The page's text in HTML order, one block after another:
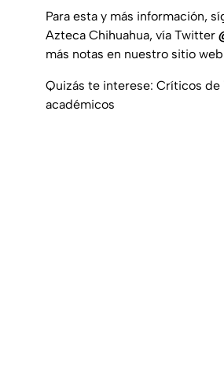
Para esta y más información,
Azteca Chihuahua, vía Twitter
más notas en nuestro sitio web
Quizás te interese: Críticos de
académicos